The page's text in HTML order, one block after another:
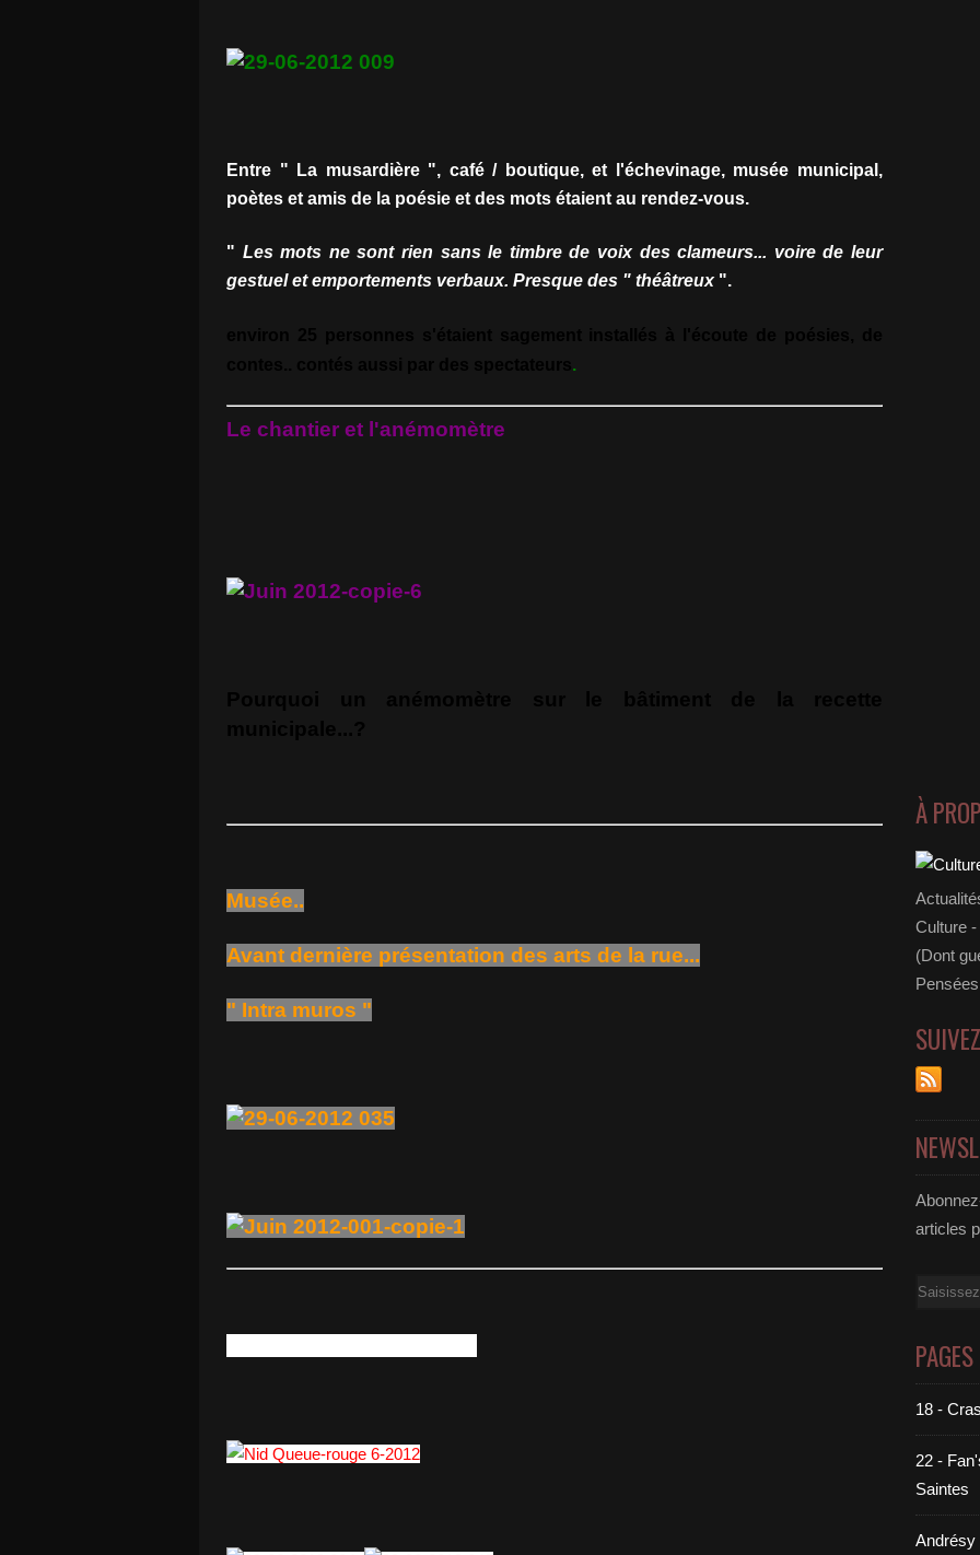
Entre " La musardière ", café / boutique, et l'échevinage, musée municipal,
poètes et amis de la poésie et des mots étaient au rendez-vous.
" Les mots ne sont rien sans le timbre de voix des clameurs... voire de leur
gestuel et emportements verbaux. Presque des " théâtreux".
.
Le chantier et l'anémomètre
Musée..
Avant dernière présentation des arts de la rue...
" Intra muros "
À
Culture
(Dont
articles
Email
PAGES
18 -
22 -
Saintes
Andrésy